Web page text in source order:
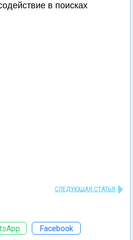
в поисках
СЛЕДУЮЩАЯ СТАТЬЯ
Facebook